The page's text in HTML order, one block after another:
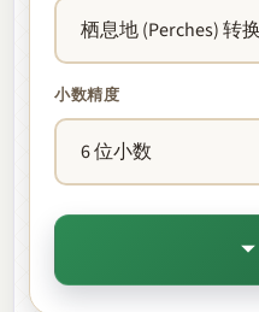
小数精度